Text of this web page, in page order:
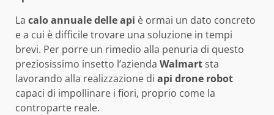
La calo annuale delle api è ormai un dato concreto
e a cui è difficile trovare una soluzione in tempi
brevi. Per porre un rimedio alla penuria di questo
preziosissimo insetto l’azienda Walmartsta
lavorando alla realizzazione di api drone robot
capaci di impollinare i fiori, proprio come la
controparte reale.